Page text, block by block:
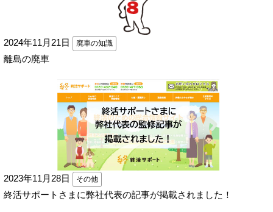
2024年11月21日 廃車の知識
離島の廃車
2023年11月28日 その他
終活サポートさまに弊社代表の記事が掲載されました！